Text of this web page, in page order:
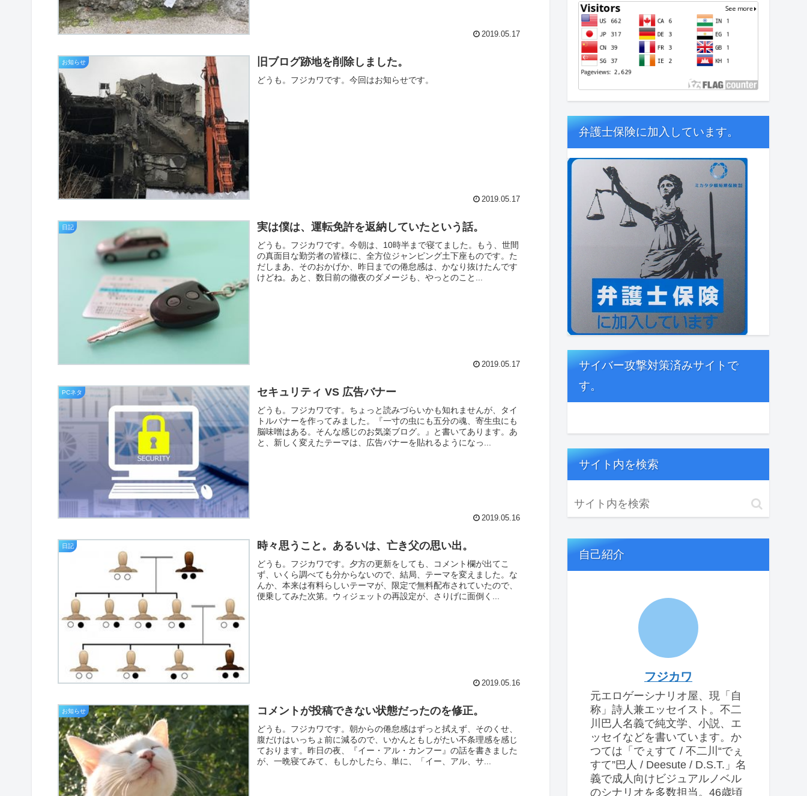
2019.05.17
お知らせ 旧ブログ跡地を削除しました。
どうも。フジカワです。今回はお知らせです。
2019.05.17
日記 実は僕は、運転免許を返納していたという話。
どうも。フジカワです。今朝は、10時半まで寝てました。もう、世間
の真面目な勤労者の皆様に、全方位ジャンピング土下座ものです。た
だしまあ、そのおかげか、昨日までの倦怠感は、かなり抜けたんです
けどね。あと、数日前の徹夜のダメージも、やっとのこと...
2019.05.17
PCネタ セキュリティ VS 広告バナー
どうも。フジカワです。ちょっと読みづらいかも知れませんが、タイ
トルバナーを作ってみました。『一寸の虫にも五分の魂、寄生虫にも
脳味噌はある。そんな感じのお気楽ブログ。』と書いてあります。あ
と、新しく変えたテーマは、広告バナーを貼れるようになっ...
2019.05.16
日記 時々思うこと。あるいは、亡き父の思い出。
どうも。フジカワです。夕方の更新をしても、コメント欄が出てこ
ず、いくら調べても分からないので、結局、テーマを変えました。な
んか、本来は有料らしいテーマが、限定で無料配布されていたので、
便乗してみた次第。ウィジェットの再設定が、さりげに面倒く...
2019.05.16
お知らせ コメントが投稿できない状態だったのを修正。
どうも。フジカワです。朝からの倦怠感はずっと拭えず、そのくせ、
腹だけはいっちょ前に減るので、いかんともしがたい不条理感を感じ
ております。昨日の夜、『イー・アル・カンフー』の話を書きました
が、一晩寝てみて、もしかしたら、単に、「イー、アル、サ...
弁護士保険に加入しています。
サイバー攻撃対策済みサイトで
す。
サイト内を検索
自己紹介
フジカワ
元エロゲーシナリオ屋、現「自
称」詩人兼エッセイスト。不二
川巴人名義で純文学、小説、エ
ッセイなどを書いています。か
つては「でぇすて / 不二川“でぇ
すて”巴人 / Deesute / D.S.T.」名
義で成人向けビジュアルノベル
のシナリオを多数担当。46歳頃